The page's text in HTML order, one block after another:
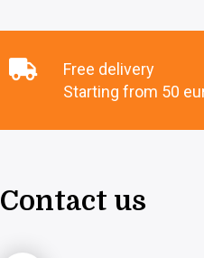
Free delivery
Starting from 50
Contact us